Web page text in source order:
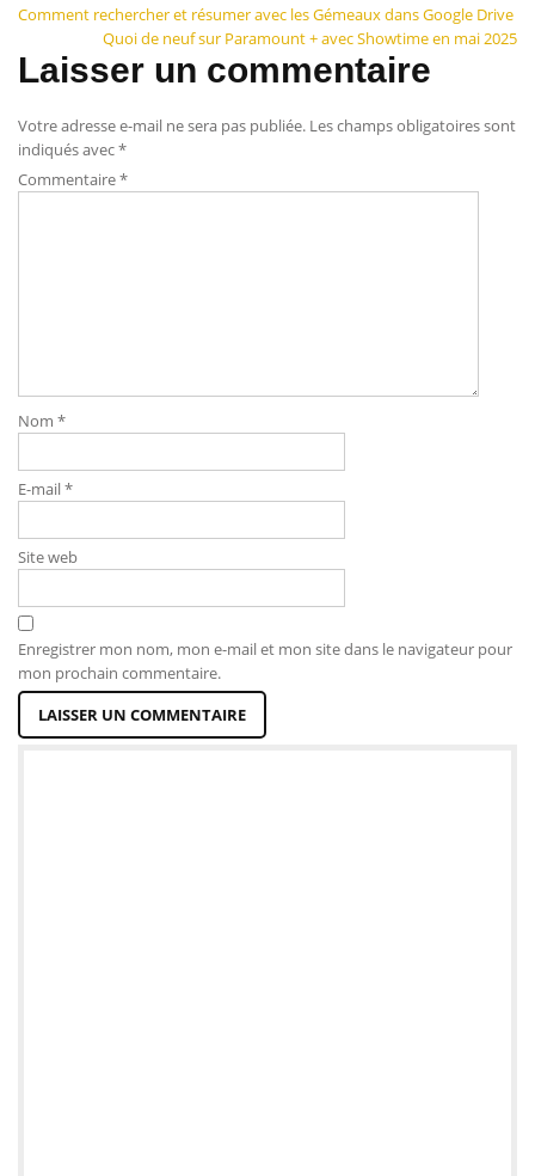
Navigation
de
Comment rechercher et résumer avec les Gémeaux dans Google Drive
Quoi de neuf sur Paramount + avec Showtime en mai 2025
Laisser un commentaire
Votre adresse e-mail ne sera pas publiée. Les champs obligatoires sont
indiqués avec*
Commentaire*
Nom *
E-mail*
Site web
Enregistrer mon nom, mon e-mail et mon site dans le navigateur pour
mon prochain commentaire.